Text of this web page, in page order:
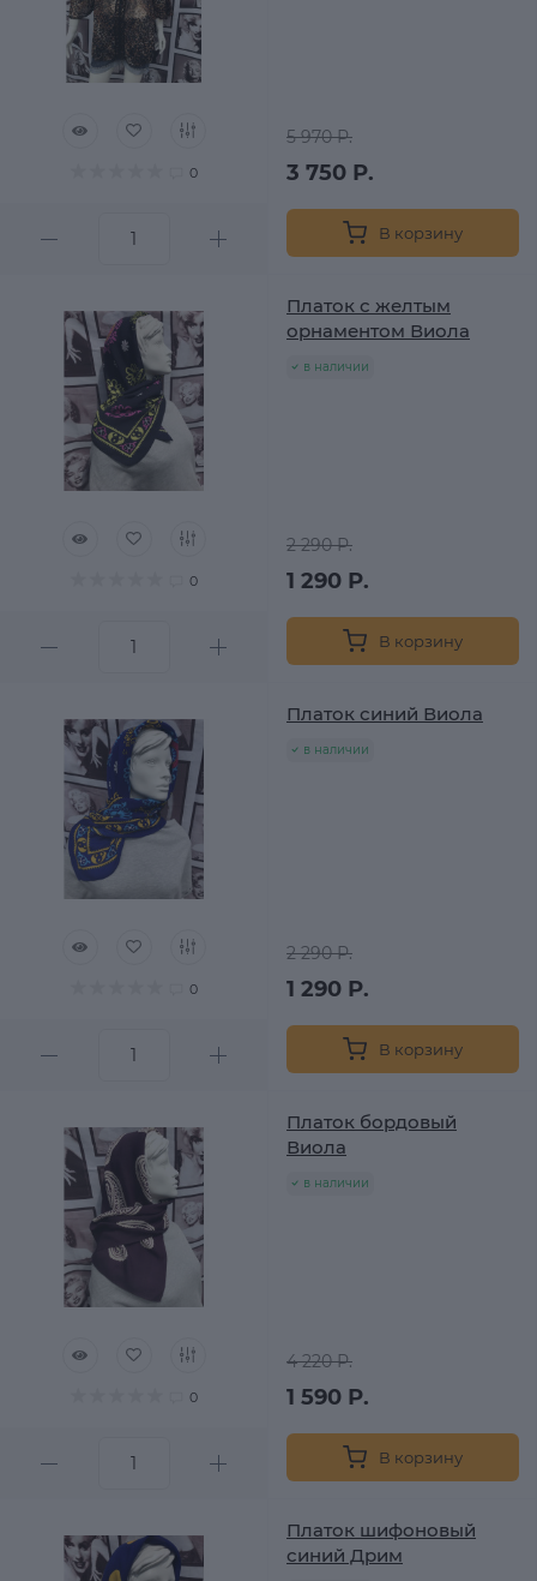
0
5 970 Р.
3 750 Р.
В корзину
0
Платок с желтым
орнаментом Виола
в наличии
2 290 Р.
1 290 Р.
В корзину
0
Платок синий Виола
в наличии
2 290 Р.
1 290 Р.
В корзину
0
Платок бордовый
Виола
в наличии
4 220 Р.
1 590 Р.
В корзину
Платок шифоновый
синий Дрим